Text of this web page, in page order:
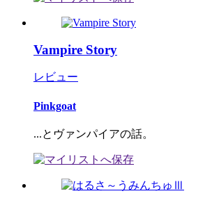
Vampire Story
レビュー
Pinkgoat
...とヴァンパイアの話。